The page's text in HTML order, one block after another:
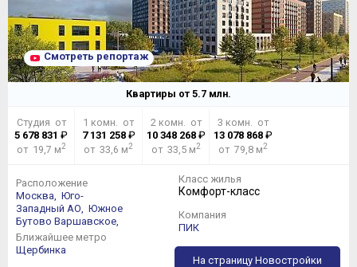
Смотреть репортаж
Квартиры от 5.7 млн.
Студия от
5 678 831 ₽
от 19,7 м2
1 комн. от
7 131 258₽
от 33,6 м2
2 комн. от
10 348 268₽
от 33,5 м2
3 комн. от
13 078 868 ₽
от 79,8 м2
Расположение
Москва,
Юго-
Западный АО,
Южное
Бутово Варшавское,
Ближайшее метро
Щербинка
Класс жилья
Комфорт-класс
Компания
ПИК
На страницу Новостройки